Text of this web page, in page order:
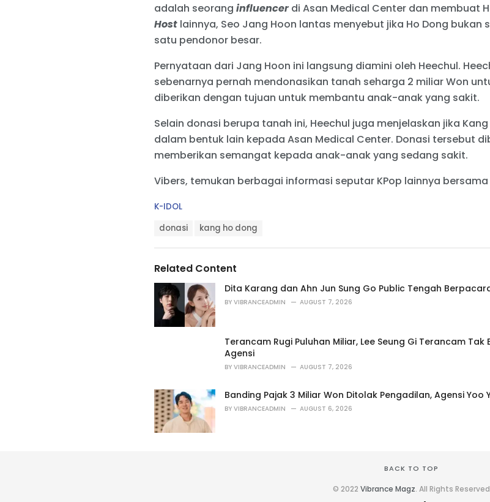
adalah seorang influencerdi Asan Medical Center dan membuat
Host lainnya, Seo Jang Hoon lantas menyebut jika Ho Dong bukan
satu pendonor besar.
Pernyataan dari Jang Hoon ini langsung diamini oleh Heechul.
sebenarnya pernah mendonasikan tanah seharga 2 miliar Won
diberikan dengan tujuan untuk membantu anak-anak yang sakit.
Selain donasi berupa tanah ini, Heechul juga menjelaskan jika
dalam bentuk lain kepada Asan Medical Center. Donasi tersebut
memberikan semangat kepada anak-anak yang sedang sakit.
Vibers, temukan berbagai informasi seputar KPop lainnya
C
r
i
K-IDOL
:
donasi kang ho dong
Related Content
Dita Karang dan Ahn Jun Sung Go Public Tengah
BY VIBRANCEADMIN AUGUST 7, 2026
Terancam Rugi Puluhan Miliar, Lee Seung Gi Terancam
Agensi
BY VIBRANCEADMIN AUGUST 7, 2026
Banding Pajak 3 Miliar Won Ditolak Pengadilan, Agensi Yoo
BY VIBRANCEADMIN AUGUST 6, 2026
BACK TO TOP
© 2022 Vibrance Magz. All Rights Reserved